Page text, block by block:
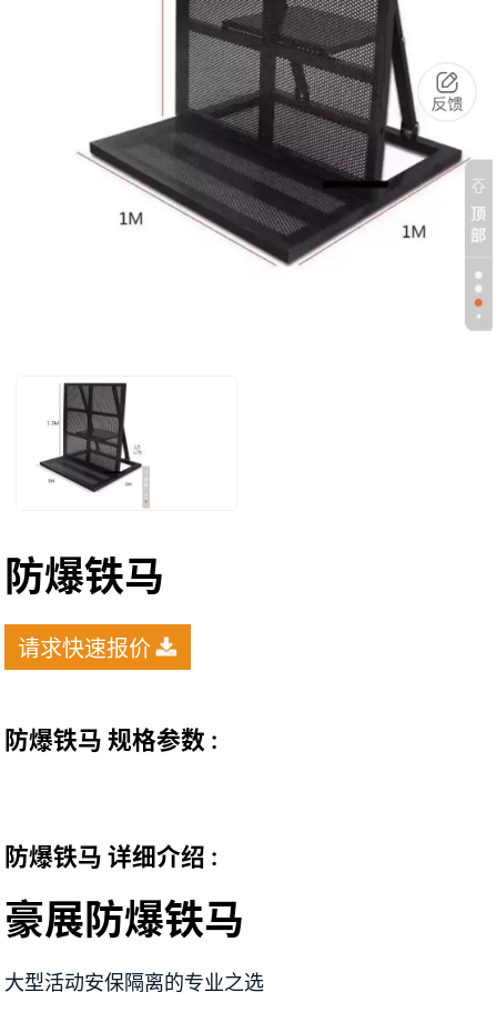
防爆铁马
请求快速报价
防爆铁马 规格参数 :
防爆铁马 详细介绍 :
豪展防爆铁马
大型活动安保隔离的专业之选